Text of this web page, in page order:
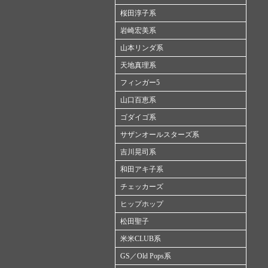
桜田淳子系
岩崎宏美系
山本リンダ系
天地真理系
フィンガー5
山口百恵系
ゴダイゴ系
サザンオールスターズ系
吉川晃司系
和田アキ子系
チェッカーズ
ヒップホップ
松田聖子
米米CLUB系
GS／Old Pops系